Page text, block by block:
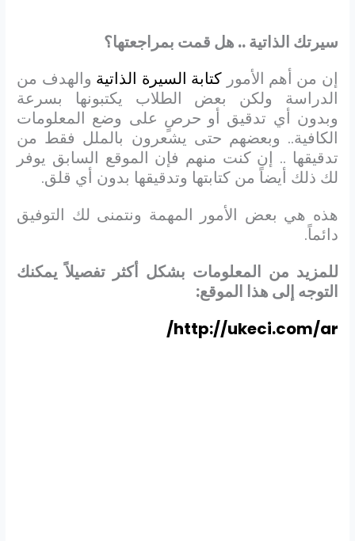
سيرتك الذاتية .. هل قمت بمراجعتها؟
إن من أهم الأمور كتابة السيرة الذاتية والهدف من
الدراسة ولكن بعض الطلاب يكتبونها بسرعة
وبدون أي تدقيق أو حرصٍ على وضع المعلومات
الكافية.. وبعضهم حتى يشعرون بالملل فقط من
تدقيقها .. إن كنت منهم فإن الموقع السابق يوفر
لك ذلك أيضاً من كتابتها وتدقيقها بدون أي قلق.
هذه هي بعض الأمور المهمة ونتمنى لك التوفيق
دائماً.
للمزيد من المعلومات بشكل أكثر تفصيلاً يمكنك
التوجه إلى هذا الموقع:
http://ukeci.com/ar/